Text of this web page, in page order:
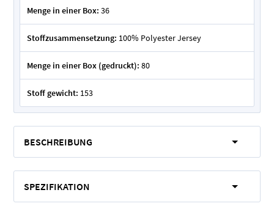
Menge in einer Box: 36
Stoffzusammensetzung: 100% Polyester Jersey
Menge in einer Box (gedruckt): 80
Stoff gewicht: 153
BESCHREIBUNG
SPEZIFIKATION